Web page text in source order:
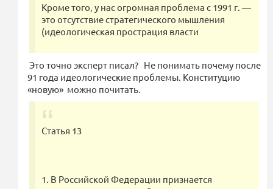
Кроме того, у нас огромная проблема с 1991 г. —
это отсутствие стратегического мышления
(идеологическая прострация власти
Это точно эксперт писал? Не понимать почему после
91 года идеологические проблемы. Конституцию
«новую» можно почитать.
Статья 13
1. В Российской Федерации признается